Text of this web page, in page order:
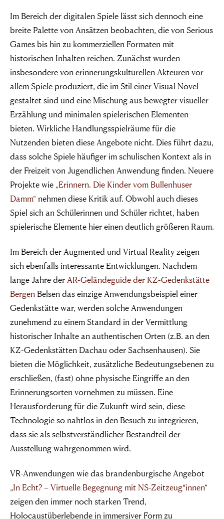
Im Bereich der digitalen Spiele lässt sich dennoch eine
breite Palette von Ansätzen beobachten, die von Serious
Games bis hin zu kommerziellen Formaten mit
historischen Inhalten reichen. Zunächst wurden
insbesondere von erinnerungskulturellen Akteuren vor
allem Spiele produziert, die im Stil einer Visual Novel
gestaltet sind und eine Mischung aus bewegter visueller
Erzählung und minimalen spielerischen Elementen
bieten. Wirkliche Handlungsspielräume für die
Nutzenden bieten diese Angebote nicht. Dies führt dazu,
dass solche Spiele häufiger im schulischen Kontext als in
der Freizeit von Jugendlichen Anwendung finden. Neuere
Projekte wie „Erinnern. Die Kinder vom Bullenhuser
Damm“nehmen diese Kritik auf. Obwohl auch dieses
Spiel sich an Schülerinnen und Schüler richtet, haben
spielerische Elemente hier einen deutlich größeren Raum.
Im Bereich der Augmented und Virtual Reality zeigen
sich ebenfalls interessante Entwicklungen. Nachdem
lange Jahre der AR-Geländeguide der KZ-Gedenkstätte
Bergen Belsen das einzige Anwendungsbeispiel einer
Gedenkstätte war, werden solche Anwendungen
zunehmend zu einem Standard in der Vermittlung
historischer Inhalte an authentischen Orten (z.B. an den
KZ-Gedenkstätten Dachau oder Sachsenhausen). Sie
bieten die Möglichkeit, zusätzliche Bedeutungsebenen zu
erschließen, (fast) ohne physische Eingriffe an den
Erinnerungsorten vornehmen zu müssen. Eine
Herausforderung für die Zukunft wird sein, diese
Technologie so nahtlos in den Besuch zu integrieren,
dass sie als selbstverständlicher Bestandteil der
Ausstellung wahrgenommen wird.
VR-Anwendungen wie das brandenburgische Angebot
„In Echt? – Virtuelle Begegnung mit NS-Zeitzeug*innen“
zeigen den immer noch starken Trend,
Holocaustüberlebende in immersiver Form zu